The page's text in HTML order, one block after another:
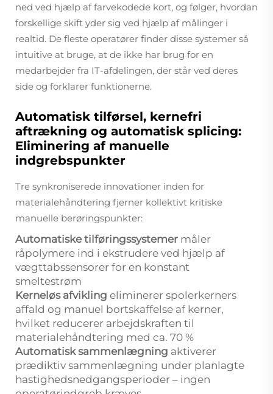
ned ved hjælp af farvekodede kort, og følger, hvordan
forskellige skift yder sig ved hjælp af målinger i
realtid. De fleste operatører finder disse systemer så
intuitive at bruge, at de ikke har brug for en
medarbejder fra IT-afdelingen, der står ved deres
side og forklarer funktionerne.
Automatisk tilførsel, kernefri
aftrækning og automatisk splicing:
Eliminering af manuelle
indgrebspunkter
Tre synkroniserede innovationer inden for
materialehåndtering fjerner kollektivt kritiske
manuelle berøringspunkter:
Automatiske tilføringssystemer måler
råpolymere ind i ekstrudere ved hjælp af
vægttabssensorer for en konstant
smeltestrøm
Kerneløs afvikling eliminerer spolerkerners
affald og manuel bortskaffelse af kerner,
hvilket reducerer arbejdskraften til
materialehåndtering med ca. 70 %
Automatisk sammenlægning aktiverer
prædiktiv sammenlægning under planlagte
hastighedsnedgangsperioder – ingen